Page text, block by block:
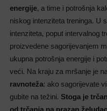
energije, a time i potrošnja
niskog intenziteta treninga. U
intenziteta, poput intervalnog
proizvedene sagorijevanjem
ukupna potrošnja energije i
veći. Na kraju za mršanje je
ravnoteža: ako sagorijevate
gubite na težini. Stoga je
od trčanja na prazan želudac